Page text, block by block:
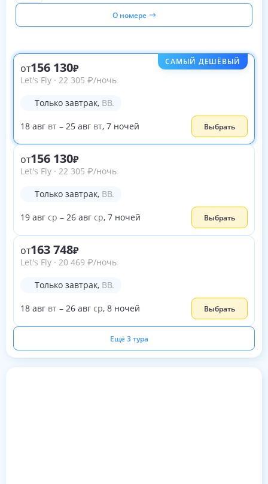
О номере
САМЫЙ ДЕШЁВЫЙ
от156 130
Let's Fly · 22 305 ₽/ночь
Только завтрак, BB.
18 авг вт – 25 авг вт, 7 ночей Выбрать
от156 130
Let's Fly · 22 305 ₽/ночь
Только завтрак, BB.
19 авг ср – 26 авг ср, 7 ночей Выбрать
от163 748
Let's Fly · 20 469 ₽/ночь
Только завтрак, BB.
18 авг вт – 26 авг ср, 8 ночей Выбрать
Ещё 3 тура